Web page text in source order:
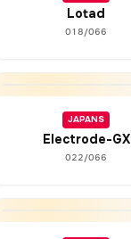
Lotad
018/066
JAPANS
Electrode-GX
022/066